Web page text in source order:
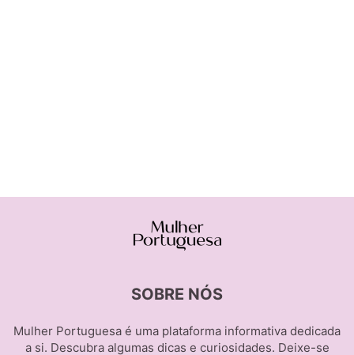
SOBRE NÓS
Mulher Portuguesa é uma plataforma informativa dedicada
a si. Descubra algumas dicas e curiosidades. Deixe-se